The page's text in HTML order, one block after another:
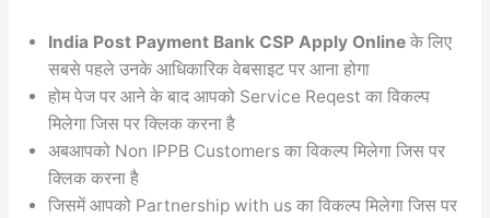
India Post Payment Bank CSP Apply Online के लिए
सबसे पहले उनके आधिकारिक वेबसाइट पर आना होगा
होम पेज पर आने के बाद आपको Service Reqest का विकल्प
मिलेगा जिस पर क्लिक करना है
अबआपको Non IPPB Customers का विकल्प मिलेगा जिस पर
क्लिक करना है
जिसमें आपको Partnership with us का विकल्प मिलेगा जिस पर